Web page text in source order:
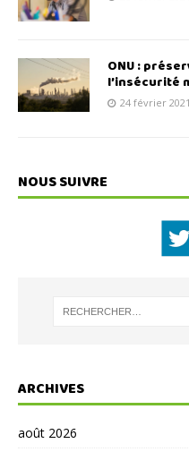
ONU :
l’insécurité
24 février 2021
NOUS SUIVRE
ARCHIVES
août 2026